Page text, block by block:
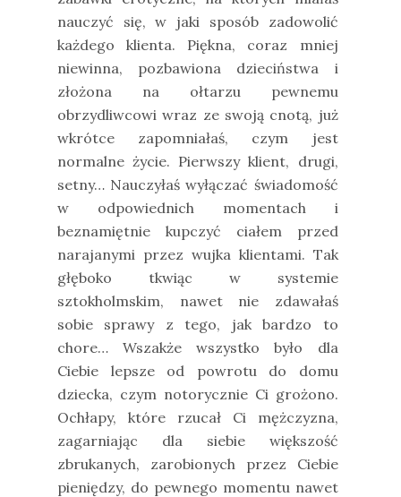
nauczyć się, w jaki sposób zadowolić
każdego klienta. Piękna, coraz mniej
niewinna, pozbawiona dzieciństwa i
złożona na ołtarzu pewnemu
obrzydliwcowi wraz ze swoją cnotą, już
wkrótce zapomniałaś, czym jest
normalne życie. Pierwszy klient, drugi,
setny… Nauczyłaś wyłączać świadomość
w odpowiednich momentach i
beznamiętnie kupczyć ciałem przed
narajanymi przez wujka klientami. Tak
głęboko tkwiąc w systemie
sztokholmskim, nawet nie zdawałaś
sobie sprawy z tego, jak bardzo to
chore… Wszakże wszystko było dla
Ciebie lepsze od powrotu do domu
dziecka, czym notorycznie Ci grożono.
Ochłapy, które rzucał Ci mężczyzna,
zagarniając dla siebie większość
zbrukanych, zarobionych przez Ciebie
pieniędzy, do pewnego momentu nawet